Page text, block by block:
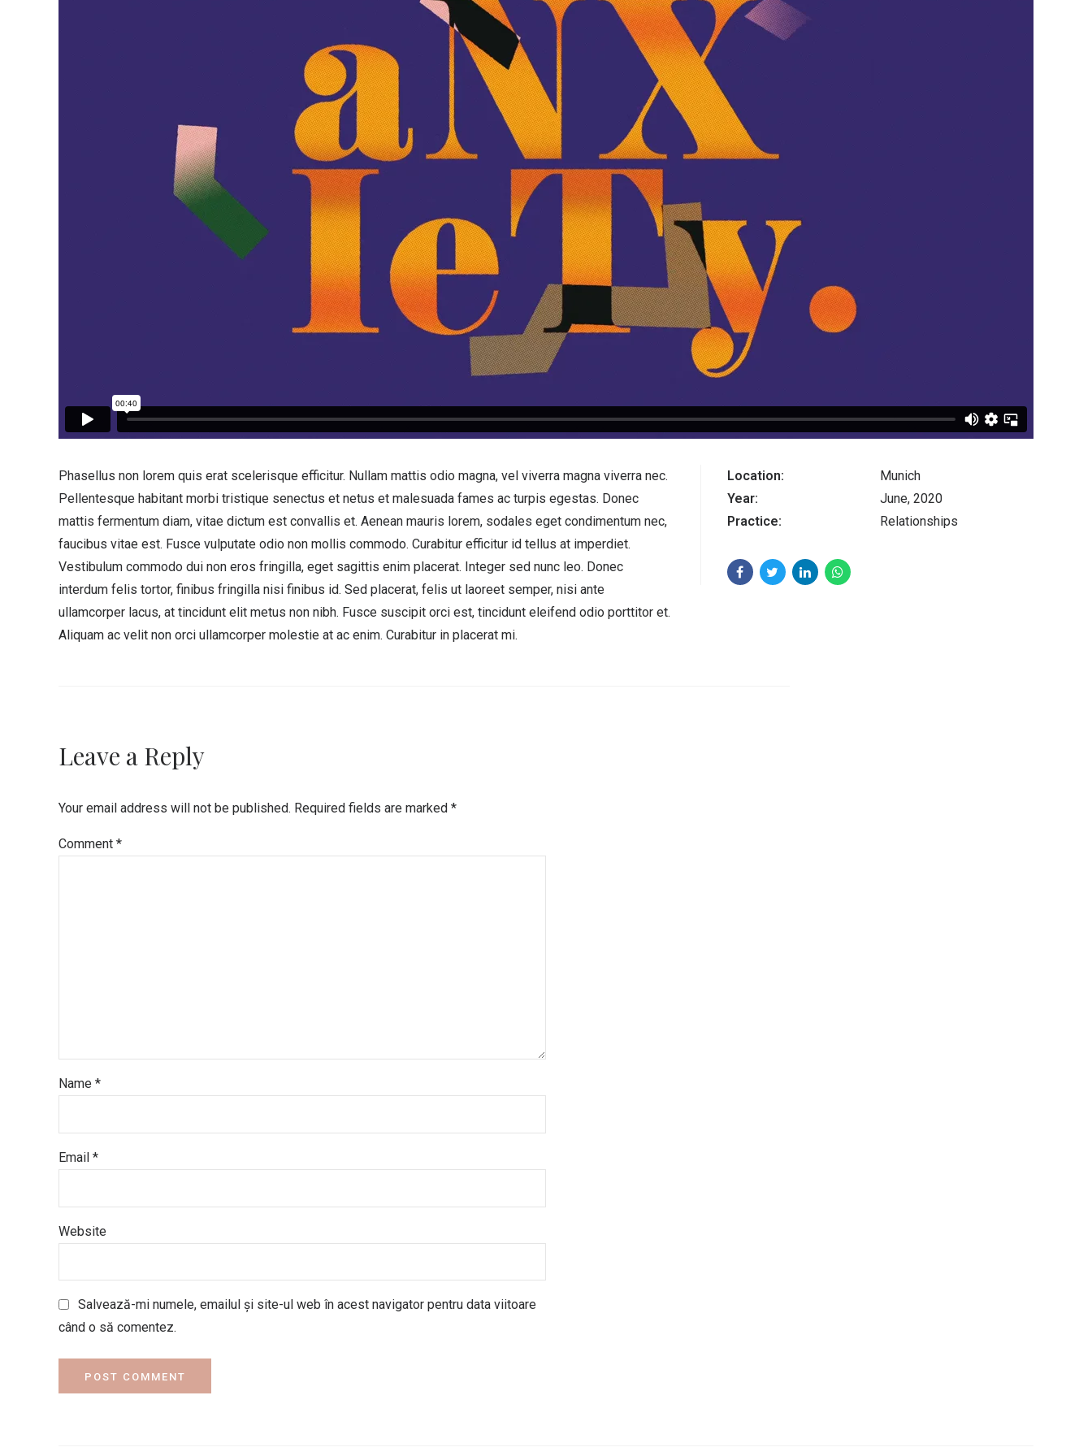
Phasellus non lorem quis erat scelerisque efficitur. Nullam mattis odio magna, vel viverra magna viverra nec.
Pellentesque habitant morbi tristique senectus et netus et malesuada fames ac turpis egestas. Donec
mattis fermentum diam, vitae dictum est convallis et. Aenean mauris lorem, sodales eget condimentum nec,
faucibus vitae est. Fusce vulputate odio non mollis commodo. Curabitur efficitur id tellus at imperdiet.
Vestibulum commodo dui non eros fringilla, eget sagittis enim placerat. Integer sed nunc leo. Donec
interdum felis tortor, finibus fringilla nisi finibus id. Sed placerat, felis ut laoreet semper, nisi ante
ullamcorper lacus, at tincidunt elit metus non nibh. Fusce suscipit orci est, tincidunt eleifend odio porttitor et.
Aliquam ac velit non orci ullamcorper molestie at ac enim. Curabitur in placerat mi.
Location:
Munich
Year:
June, 2020
Practice:
Relationships
Leave a Reply
Your email address will not be published. Required fields are marked *
Comment *
Name *
Email *
Website
Salvează-mi numele, emailul și site-ul web în acest navigator pentru data viitoare
când o să comentez.
POST COMMENT